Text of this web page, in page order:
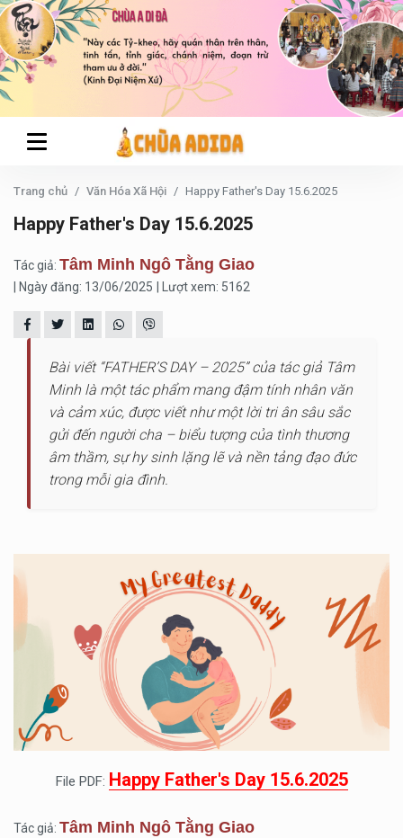
Trang chủ Văn Hóa Xã Hội Happy Father's Day 15.6.2025
Happy Father's Day 15.6.2025
Tác giả: Tâm Minh Ngô Tằng Giao
| Ngày đăng: 13/06/2025 | Lượt xem: 5162
Bài viết “FATHER’S DAY – 2025” của tác giả Tâm
Minh là một tác phẩm mang đậm tính nhân văn
và cảm xúc, được viết như một lời tri ân sâu sắc
gửi đến người cha – biểu tượng của tình thương
âm thầm, sự hy sinh lặng lẽ và nền tảng đạo đức
trong mỗi gia đình.
File PDF: Happy Father's Day 15.6.2025
Tác giả: Tâm Minh Ngô Tằng Giao